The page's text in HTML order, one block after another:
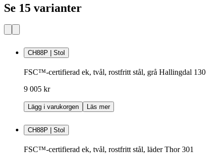
Se 15 varianter
CH88P | Stol
FSC™-certifierad ek, tvål, rostfritt stål, grå Hallingdal 130
9 005 kr
Lägg i varukorgen Läs mer
CH88P | Stol
FSC™-certifierad ek, tvål, rostfritt stål, läder Thor 301